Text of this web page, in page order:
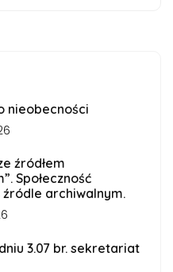
nieobecności
źródłem
Społeczność
źródle archiwalnym.
3.07 br. sekretariat